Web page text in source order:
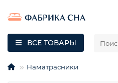
ВСЕ ТОВАРЫ
Наматрасники